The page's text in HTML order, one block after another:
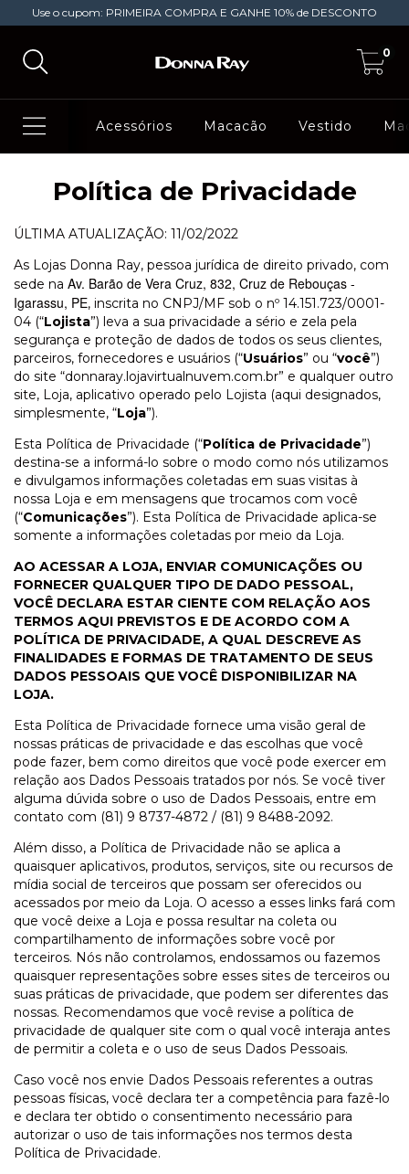
Use o cupom: PRIMEIRA COMPRA E GANHE 10% de DESCONTO
0
Acessórios Macacão Vestido
Política de Privacidade
ÚLTIMA ATUALIZAÇÃO: 11/02/2022
As Lojas Donna Ray, pessoa jurídica de direito privado, com
sede na Av. Barão de Vera Cruz, 832, Cruz de Rebouças -
Igarassu, PE, inscrita no CNPJ/MF sob o nº 14.151.723/0001-
04 (“Lojista”) leva a sua privacidade a sério e zela pela
segurança e proteção de dados de todos os seus clientes,
parceiros, fornecedores e usuários (“Usuários” ou “você”)
do site “donnaray.lojavirtualnuvem.com.br” e qualquer outro
site, Loja, aplicativo operado pelo Lojista (aqui designados,
simplesmente, “Loja”).
Esta Política de Privacidade (“Política de Privacidade”)
destina-se a informá-lo sobre o modo como nós utilizamos
e divulgamos informações coletadas em suas visitas à
nossa Loja e em mensagens que trocamos com você
(“Comunicações”). Esta Política de Privacidade aplica-se
somente a informações coletadas por meio da Loja.
AO ACESSAR A LOJA, ENVIAR COMUNICAÇÕES OU
FORNECER QUALQUER TIPO DE DADO PESSOAL,
VOCÊ DECLARA ESTAR CIENTE COM RELAÇÃO AOS
TERMOS AQUI PREVISTOS E DE ACORDO COM A
POLÍTICA DE PRIVACIDADE, A QUAL DESCREVE AS
FINALIDADES E FORMAS DE TRATAMENTO DE SEUS
DADOS PESSOAIS QUE VOCÊ DISPONIBILIZAR NA
LOJA.
Esta Política de Privacidade fornece uma visão geral de
nossas práticas de privacidade e das escolhas que você
pode fazer, bem como direitos que você pode exercer em
relação aos Dados Pessoais tratados por nós. Se você tiver
alguma dúvida sobre o uso de Dados Pessoais, entre em
contato com (81) 9 8737-4872 / (81) 9 8488-2092.
Além disso, a Política de Privacidade não se aplica a
quaisquer aplicativos, produtos, serviços, site ou recursos de
mídia social de terceiros que possam ser oferecidos ou
acessados por meio da Loja. O acesso a esses links fará com
que você deixe a Loja e possa resultar na coleta ou
compartilhamento de informações sobre você por
terceiros. Nós não controlamos, endossamos ou fazemos
quaisquer representações sobre esses sites de terceiros ou
suas práticas de privacidade, que podem ser diferentes das
nossas. Recomendamos que você revise a política de
privacidade de qualquer site com o qual você interaja antes
de permitir a coleta e o uso de seus Dados Pessoais.
Caso você nos envie Dados Pessoais referentes a outras
pessoas físicas, você declara ter a competência para fazê-lo
e declara ter obtido o consentimento necessário para
autorizar o uso de tais informações nos termos desta
Política de Privacidade.